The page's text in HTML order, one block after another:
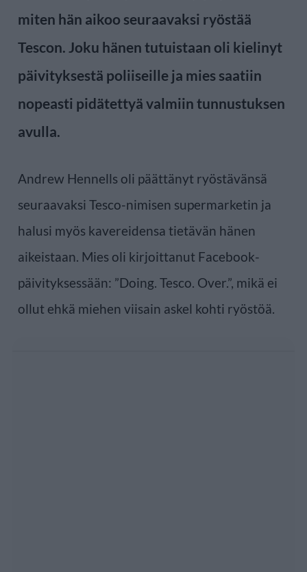
miten hän aikoo seuraavaksi ryöstää
Tescon. Joku hänen tutuistaan oli kielinyt
päivityksestä poliiseille ja mies saatiin
nopeasti pidätettyä valmiin tunnustuksen
avulla.
Andrew Hennells oli päättänyt ryöstävänsä
seuraavaksi Tesco-nimisen supermarketin ja
halusi myös kavereidensa tietävän hänen
aikeistaan. Mies oli kirjoittanut Facebook-
päivityksessään: ”Doing. Tesco. Over.”, mikä ei
ollut ehkä miehen viisain askel kohti ryöstöä.